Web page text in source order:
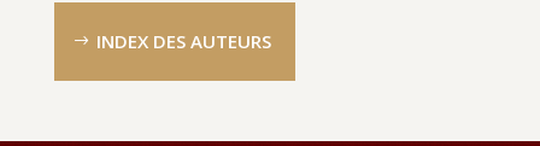
INDEX DES AUTEURS